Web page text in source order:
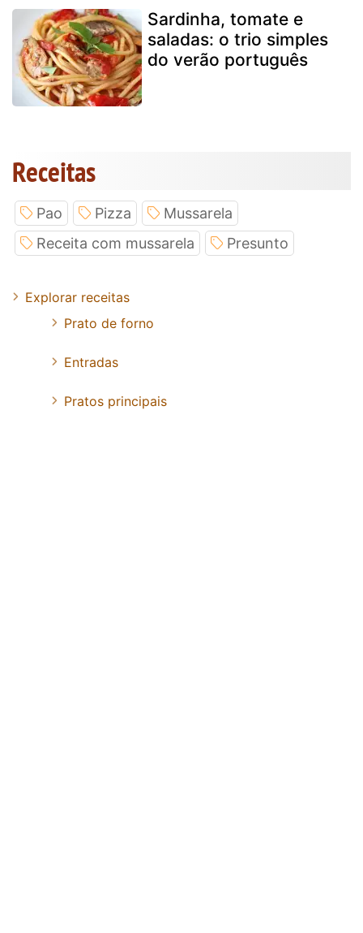
Sardinha, tomate e
saladas: o trio simples
do verão português
Receitas
Pao Pizza
Mussarela
Receita com mussarela
Presunto
Explorar receitas
Prato de forno
Entradas
Pratos principais